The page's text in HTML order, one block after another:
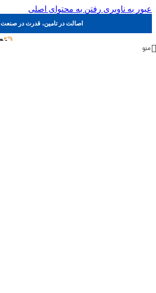
عبور به ناوبری رفتن به محتوای اصلی
اصالت در تامین، قدرت در صنعت
منو